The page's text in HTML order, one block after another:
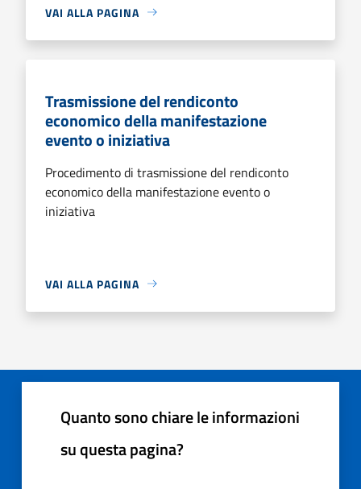
VAI ALLA PAGINA
Trasmissione del rendiconto
economico della manifestazione
evento o iniziativa
Procedimento di trasmissione del rendiconto
economico della manifestazione evento o
iniziativa
VAI ALLA PAGINA
Quanto sono chiare le informazioni
su questa pagina?